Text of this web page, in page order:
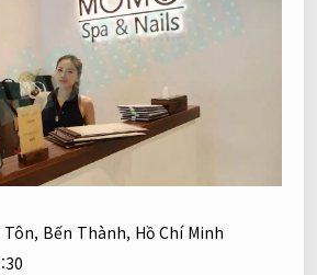
Tôn, Bến Thành, Hồ Chí Minh